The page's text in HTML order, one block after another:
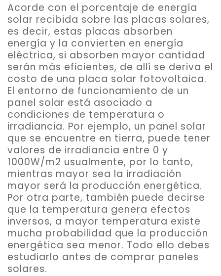
Acorde con el porcentaje de energía
solar recibida sobre las placas solares,
es decir, estas placas absorben
energía y la convierten en energía
eléctrica, si absorben mayor cantidad
serán más eficientes, de allí se deriva el
costo de una placa solar fotovoltaica.
El entorno de funcionamiento de un
panel solar está asociado a
condiciones de temperatura o
irradiancia. Por ejemplo, un panel solar
que se encuentre en tierra, puede tener
valores de irradiancia entre 0 y
1000W/m2 usualmente, por lo tanto,
mientras mayor sea la irradiación
mayor será la producción energética.
Por otra parte, también puede decirse
que la temperatura genera efectos
inversos, a mayor temperatura existe
mucha probabilidad que la producción
energética sea menor. Todo ello debes
estudiarlo antes de comprar paneles
solares.